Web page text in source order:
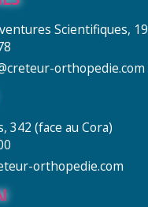
Scientifiques, 19
orthopedie.com
342 (face au Cora)
orthopedie.com